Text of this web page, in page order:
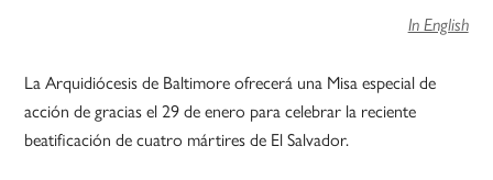
In English
La Arquidiócesis de Baltimore ofrecerá una Misa especial de
acción de gracias el 29 de enero para celebrar la reciente
beatificación de cuatro mártires de El Salvador.